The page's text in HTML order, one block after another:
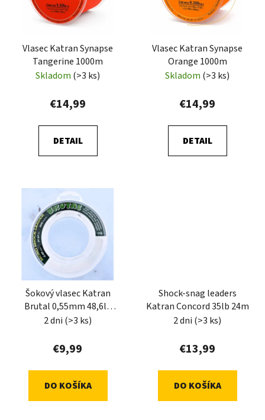
Vlasec Katran Synapse
Tangerine 1000m
Skladom (>3 ks)
€14,99
DETAIL
Vlasec Katran Synapse
Orange 1000m
Skladom (>3 ks)
€14,99
DETAIL
Šokový vlasec Katran
Brutal 0,55mm 48,6lb
150m ultra
2 dni (>3 ks)
€9,99
DO KOŠÍKA
Shock-snag leaders
Katran Concord 35lb 24m
2 dni (>3 ks)
€13,99
DO KOŠÍKA